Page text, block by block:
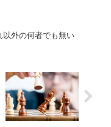
以外の何者でも無い